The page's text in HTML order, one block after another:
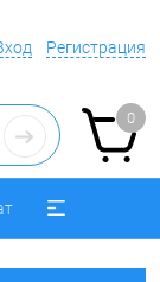
Регистрация
0